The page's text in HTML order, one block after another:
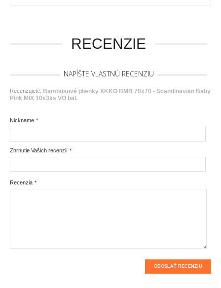
RECENZIE
NAPÍŠTE VLASTNÚ RECENZIU
Recenzujete: Bambusové plienky XKKO BMB 70x70 - Scandinavian Baby
Pink MIX 10x3ks VO bal.
*
Nickname
*
Zhrnutie Vašich recenzií
*
Recenzia
ODOSLAŤ RECENZIU